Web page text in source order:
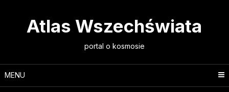
Atlas Wszechświata
portal o kosmosie
MENU